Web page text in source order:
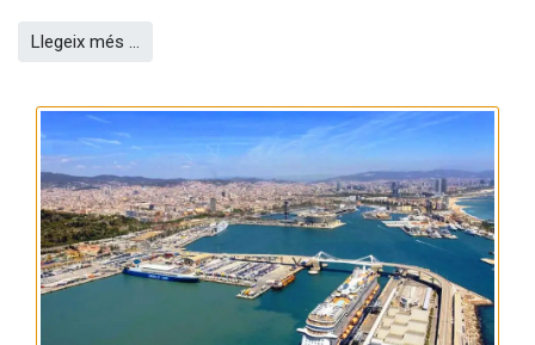
Llegeix més …